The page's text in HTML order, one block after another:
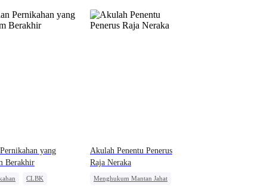
yang
Berakhir
CLBK
Akulah Penentu Penerus
Raja Neraka
Menghukum Mantan Jahat